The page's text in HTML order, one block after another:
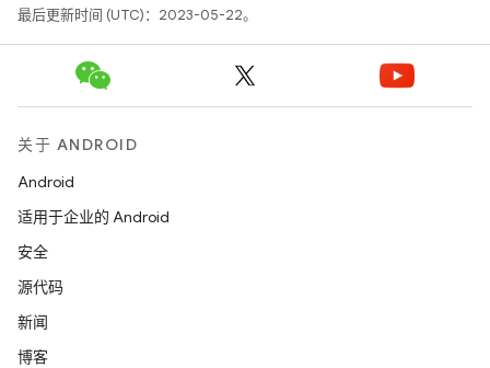
最后更新时间 (UTC)：2023-05-22。
关于 ANDROID
Android
适用于企业的 Android
安全
源代码
新闻
博客